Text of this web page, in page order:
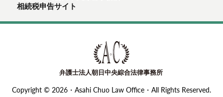
相続税申告サイト
Copyright © 2026・Asahi Chuo Law Office・All Rights Reserved.